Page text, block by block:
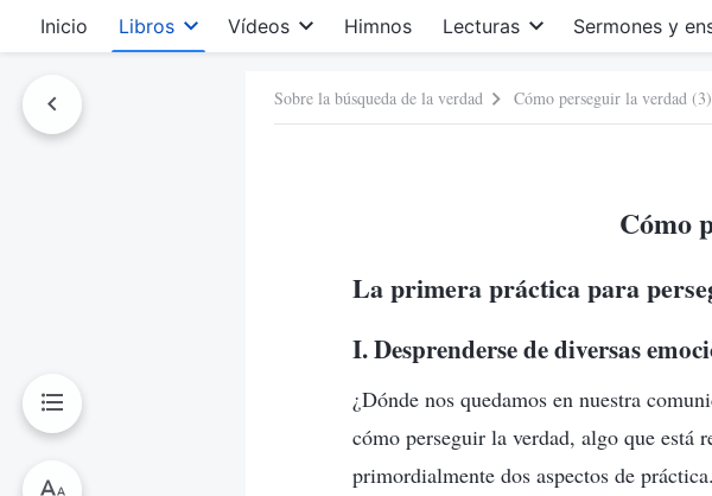
Inicio Libros Vídeos Himnos Lecturas Sermones y
Sobre la búsqueda de la verdad Cómo perseguir la verdad (3)
Cómo
La primera práctica para
I. Desprenderse de diversas
¿Dónde nos quedamos en nuestra
cómo perseguir la verdad, algo que está
primordialmente dos aspectos de